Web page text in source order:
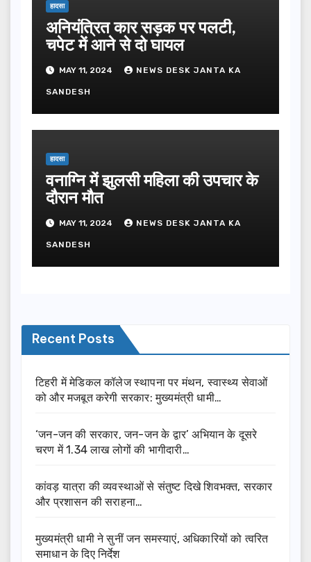
हादसा
अनियंत्रित कार सड़क पर पलटी,
चपेट में आने से दो घायल
MAY 11, 2024 NEWS DESK JANTA KA
SANDESH
हादसा
वनाग्नि में झुलसी महिला की उपचार के
दौरान मौत
MAY 11, 2024 NEWS DESK JANTA KA
SANDESH
Recent Posts
टिहरी में मेडिकल कॉलेज स्थापना पर मंथन, स्वास्थ्य सेवाओं
को और मजबूत करेगी सरकार: मुख्यमंत्री धामी…
‘जन-जन की सरकार, जन-जन के द्वार’ अभियान के दूसरे
चरण में 1.34 लाख लोगों की भागीदारी…
कांवड़ यात्रा की व्यवस्थाओं से संतुष्ट दिखे शिवभक्त, सरकार
और प्रशासन की सराहना…
मुख्यमंत्री धामी ने सुनीं जन समस्याएं, अधिकारियों को त्वरित
समाधान के दिए निर्देश